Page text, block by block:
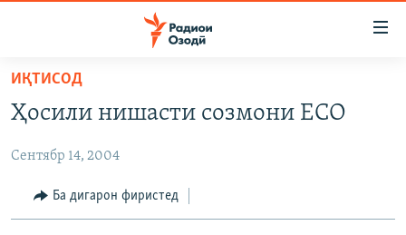
Ҷаҳиш
мояи
ҶаҳишИҚТИСОД
ҶОМЕА
ГАПИ ОЗОД
РӮЗГОРИ МУҲОҶИР
САЛОМ, ХОҲАР
ИҚТИСОД
Ҳосили нишасти созмони ЕСО
Сентябр 14, 2004
Ба дигарон фиристед